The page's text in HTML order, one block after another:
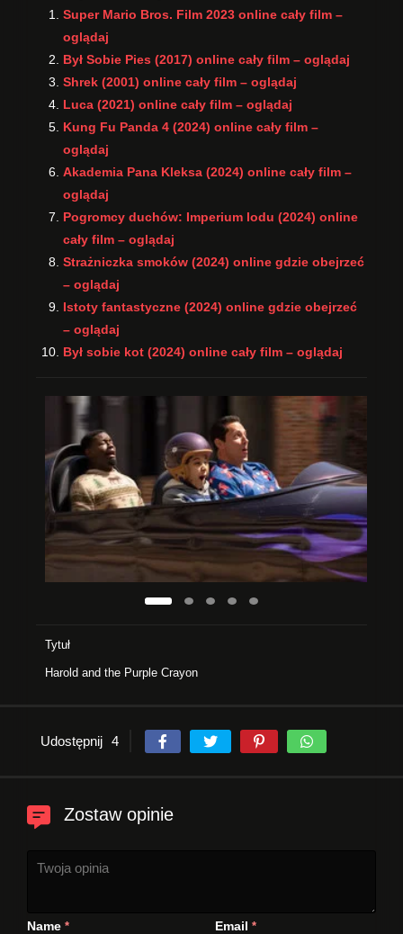
Super Mario Bros. Film 2023 online cały film –
oglądaj
Był Sobie Pies (2017) online cały film – oglądaj
Shrek (2001) online cały film – oglądaj
Luca (2021) online cały film – oglądaj
Kung Fu Panda 4 (2024) online cały film –
oglądaj
Akademia Pana Kleksa (2024) online cały film –
oglądaj
Pogromcy duchów: Imperium lodu (2024) online
cały film – oglądaj
Strażniczka smoków (2024) online gdzie obejrzeć
– oglądaj
Istoty fantastyczne (2024) online gdzie obejrzeć
– oglądaj
Był sobie kot (2024) online cały film – oglądaj
Tytuł
Harold and the Purple Crayon
Udostępnij 4
Zostaw opinie
Name * Email *